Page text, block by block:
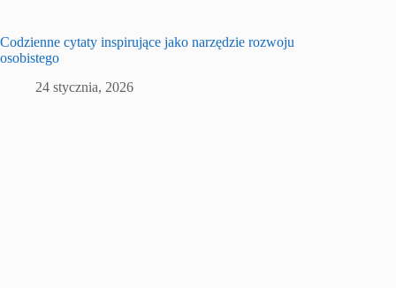
Codzienne cytaty inspirujące jako narzędzie rozwoju
osobistego
24 stycznia, 2026